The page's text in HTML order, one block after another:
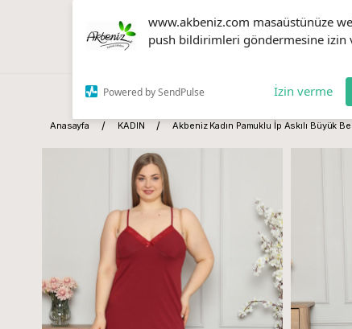
www.akbeniz.com masaüstünüze
push bildirimleri göndermesine izin
Powered by SendPulse İzin verme
Anasayfa KADIN Akbeniz Kadın Pamuklu İp Askılı Büyük